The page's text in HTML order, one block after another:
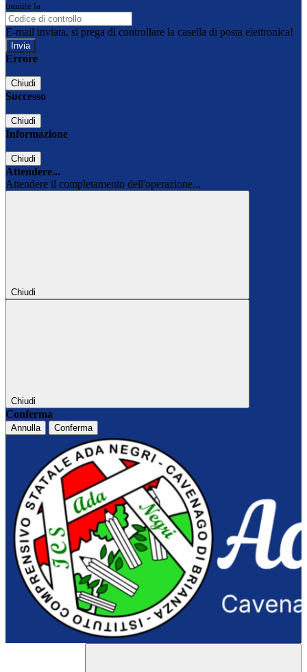
tramite la
E-mail inviata, si prega di controllare la casella di posta elettronica!
Errore
Chiudi
Successo
Chiudi
Informazione
Chiudi
Attendere...
Attendere il completamento dell'operazione...
Chiudi
Chiudi
Conferma
Annulla Conferma